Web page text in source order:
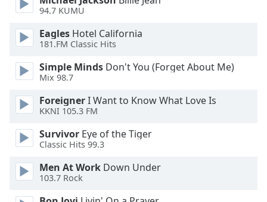
dialog
window.
cancel
and
close
window.
Text
Color
94.7 KUMU
Eagles Hotel California
181.FM Classic Hits
Simple Minds Don't You (Forget About Me)
Mix 98.7
ForeignerI Want to Know What Love Is
KKNI 105.3 FM
Survivor Eye of the Tiger
Classic Hits 99.3
Men At Work Down Under
103.7 Rock